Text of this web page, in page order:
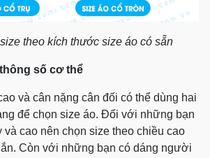
theo kích thước size áo có sẵn
số cơ thể
và cân nặng cân đối có thể dùng hai
để chọn size áo. Đối với những bạn
cao nên chọn size theo chiều cao
Còn với những bạn có dáng người